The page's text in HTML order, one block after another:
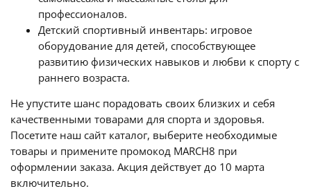
профессионалов.
Детский спортивный инвентарь: игровое
оборудование для детей, способствующее
развитию физических навыков и любви к спорту с
раннего возраста.
Не упустите шанс порадовать своих близких и себя
качественными товарами для спорта и здоровья.
Посетите наш сайт каталог, выберите необходимые
товары и примените промокод MARCH8 при
оформлении заказа. Акция действует до 10 марта
включительно.